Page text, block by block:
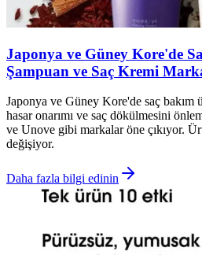
Japonya ve Güney Kore'de
Şampuan ve Saç Kremi
Japonya ve Güney Kore'de saç bakım
hasar onarımı ve saç dökülmesini
ve Unove gibi markalar öne çıkıyor.
değişiyor.
Daha fazla bilgi edinin